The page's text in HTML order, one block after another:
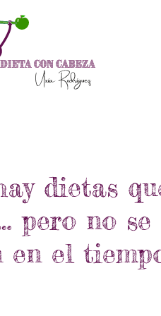
dietas
pero no se
en el